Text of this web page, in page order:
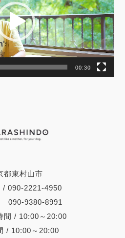
都東村山市
/ 090-2221-4950
8991
間 / 10:00～20:00
/ 10:00～20:00
00:30